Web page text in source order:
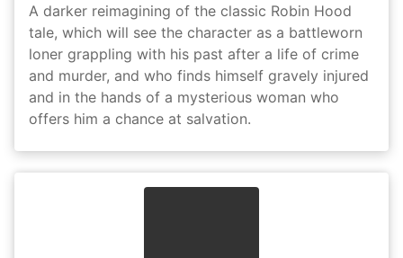
A darker reimagining of the classic Robin Hood
tale, which will see the character as a battleworn
loner grappling with his past after a life of crime
and murder, and who finds himself gravely injured
and in the hands of a mysterious woman who
offers him a chance at salvation.